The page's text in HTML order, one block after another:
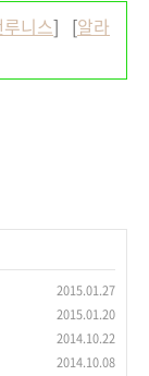
니스] [알라
2015.01.27
2015.01.20
2014.10.22
2014.10.08